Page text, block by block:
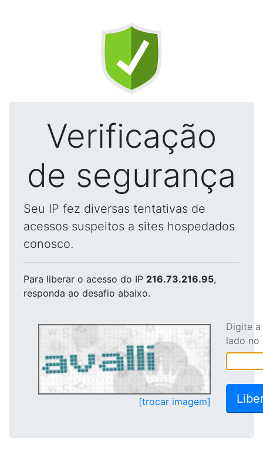
Verificação
de segurança
Seu IP fez diversas tentativas de
acessos suspeitos a sites hospedados
conosco.
Para liberar o acesso do IP 216.73.216.95,
responda ao desafio abaixo.
[trocar imagem]
Digite
lado no